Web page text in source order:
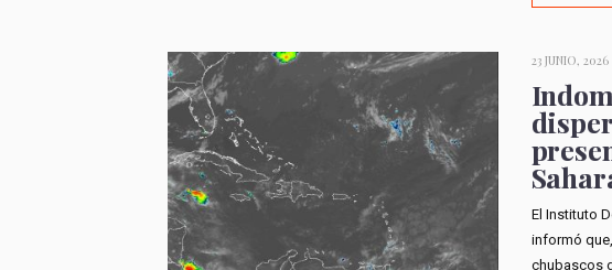
23 JUNIO, 2026
El Instituto
informó
chubascos